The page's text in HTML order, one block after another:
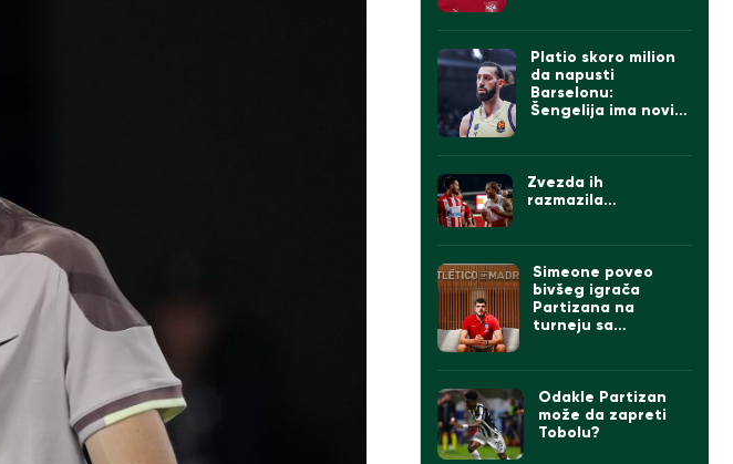
Platio skoro milion
da napusti
Barselonu:
Šengelija ima novi
Zvezda ih
razmazila…
Simeone poveo
bivšeg igrača
Partizana na
turneju sa
Odakle Partizan
može da zapreti
Tobolu?